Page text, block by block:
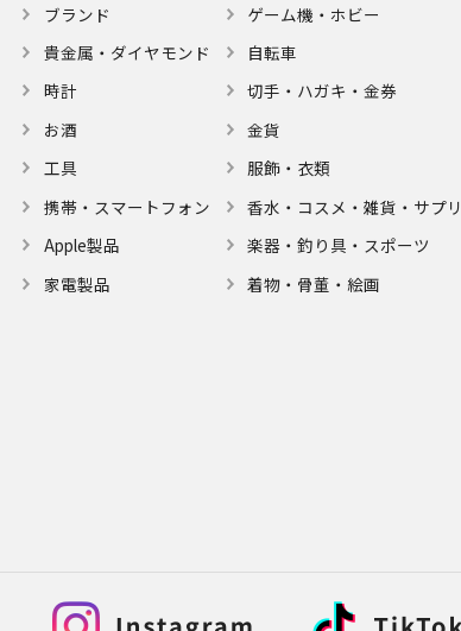
ブランド
貴金属・ダイヤモンド
時計
お酒
⼯具
携帯・スマートフォン
Apple製品
家電製品
ゲーム機・ホビー
自転車
切手・ハガキ・金券
金貨
服飾・衣類
⾹⽔・コスメ・雑貨・サプリ
楽器・釣り具・スポーツ
着物・⾻董・絵画